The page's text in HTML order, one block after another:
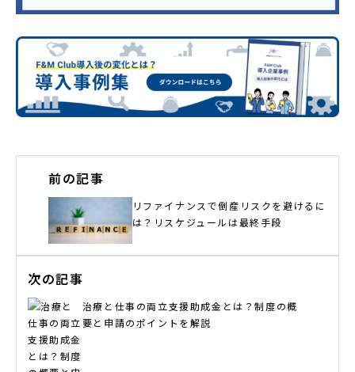
前の記事
リファイナンスで倒産リスクを避けるに
は？リスケジュールは最終手段
次の記事
治療と仕事の両立支援助成金とは？制度の概
要と申請のポイントを解説